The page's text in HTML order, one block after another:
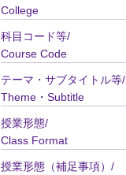
College
科目コード等/
Course Code
テーマ・サブタイトル等/
Theme・Subtitle
授業形態/
Class Format
授業形態（補足事項）/